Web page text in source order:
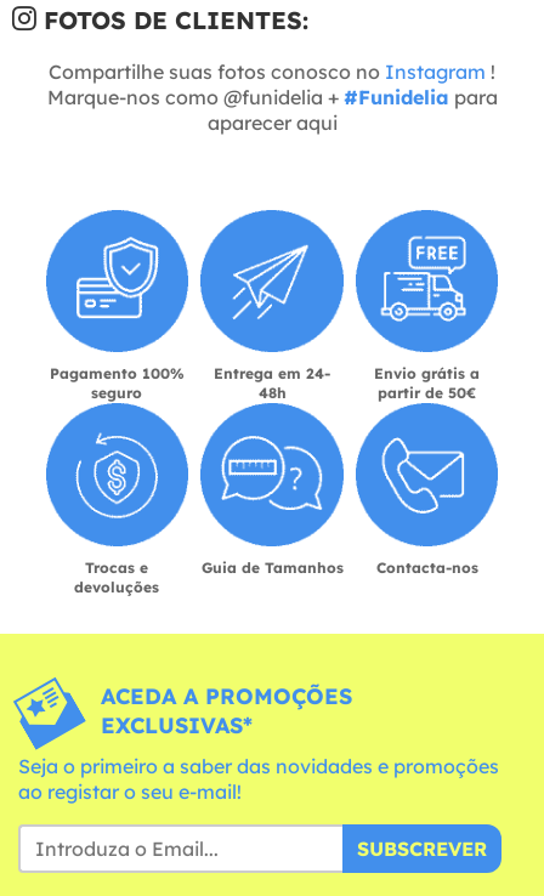
FOTOS DE CLIENTES:
Compartilhe suas fotos conosco no Instagram !
Marque-nos como @funidelia + #Funidelia para
aparecer aqui
Pagamento 100%
seguro
Entrega em 24-
48h
Envio grátis a
partir de 50€
Trocas e
devoluções
Guia de Tamanhos Contacta-nos
ACEDA A PROMOÇÕES
EXCLUSIVAS*
Seja o primeiro a saber das novidades e promoções
ao registar o seu e-mail!
SUBSCREVER